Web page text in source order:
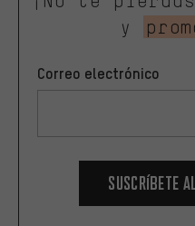
y
Correo electrónico
Suscríbete